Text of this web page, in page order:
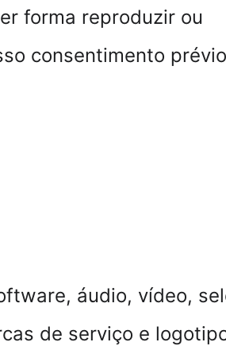
forma reproduzir ou
consentimento
áudio, vídeo,
de serviço e